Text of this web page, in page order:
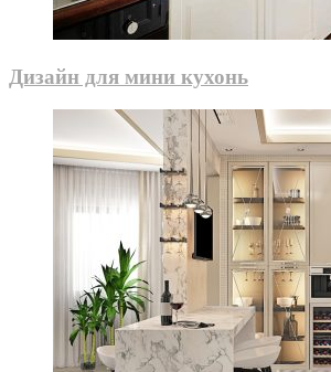
Дизайн для мини кухонь